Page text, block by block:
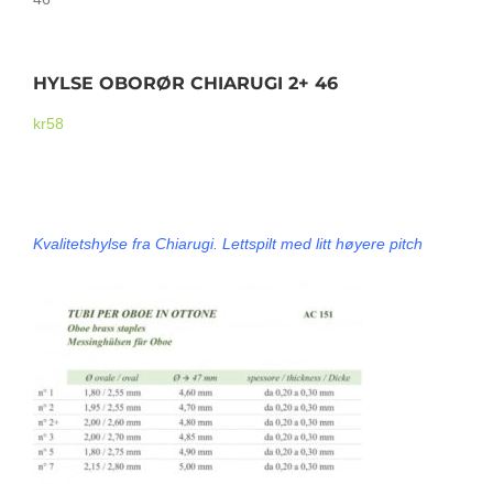
Diverse tilbehør
HYLSE OBORØR CHIARUGI 2+ 46
kr58
Kvalitetshylse fra Chiarugi. Lettspilt med litt høyere pitch